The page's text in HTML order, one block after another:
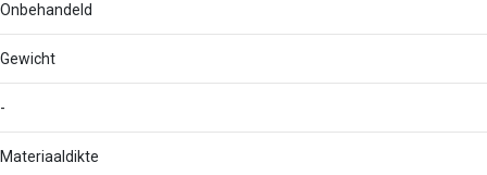
Onbehandeld
Gewicht
-
Materiaaldikte